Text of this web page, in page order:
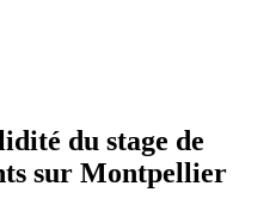
du stage de
sur Montpellier